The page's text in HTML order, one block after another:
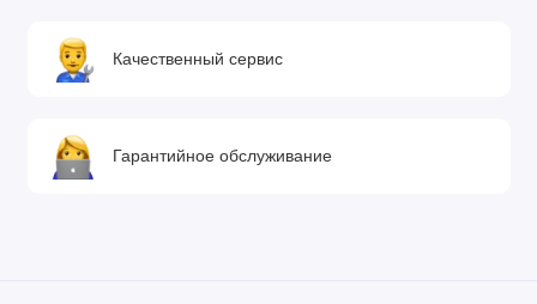
Качественный сервис
Гарантийное обслуживание